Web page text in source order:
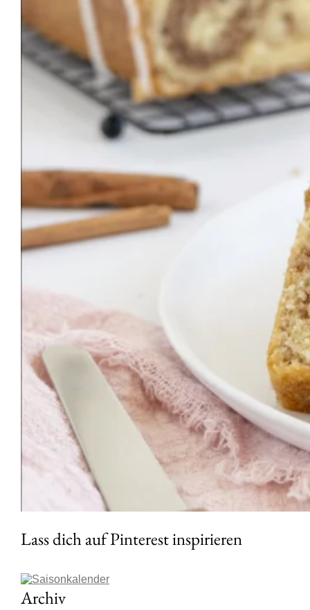
Lass dich auf Pinterest inspirieren
Archiv